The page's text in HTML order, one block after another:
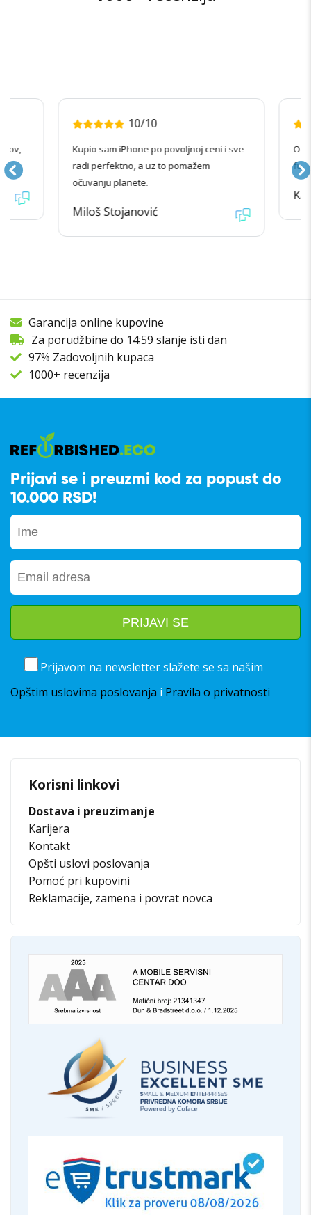
10/10
Kupio sam iPhone po povoljnoj ceni i sve
radi perfektno, a uz to pomažem
očuvanju planete.
Miloš Stojanović
Garancija online kupovine
Za porudžbine do 14:59 slanje isti dan
97% Zadovoljnih kupaca
1000+ recenzija
Prijavi se i preuzmi kod za popust do
10.000 RSD!
Prijavom na newsletter slažete se sa našim
Opštim uslovima poslovanja i Pravila o privatnosti
Korisni linkovi
Dostava i preuzimanje
Karijera
Kontakt
Opšti uslovi poslovanja
Pomoć pri kupovini
Reklamacije, zamena i povrat novca